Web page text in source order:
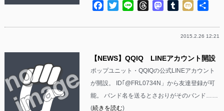
Facebook
TwitterLine ThreadsMastodon
Tumblr
Mixi
2015.2.26 12:21
【NEWS】QQIQ LINEアカウント開設
ポップユニット・QQIQの公式LINEアカウント
が開設。 ID｢@FRL0734N」から友達登録が可
能。 バンド名を送るとさおりがそのバンド……
(続きを読む)